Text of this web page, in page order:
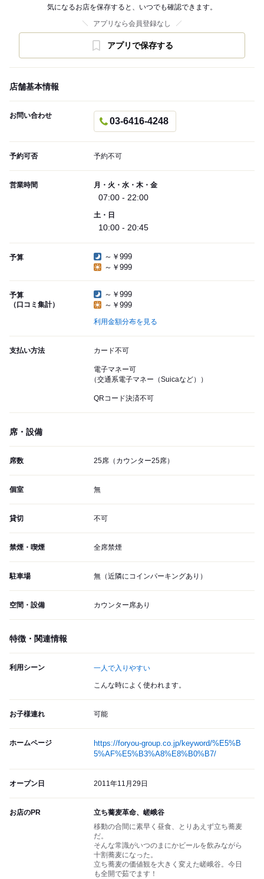
気になるお店を保存すると、いつでも確認できます。
アプリなら会員登録なし
アプリで保存する
店舗基本情報
お問い合わせ
03-6416-4248
予約可否 予約不可
営業時間 月・火・水・木・金
07:00 - 22:00
土・日
10:00 - 20:45
予算
～￥999
～￥999
予算
（口コミ集計）
～￥999
～￥999
利用金額分布を見る
支払い方法 カード不可
電子マネー可
（交通系電子マネー（Suicaなど））
QRコード決済不可
席・設備
席数 25席（カウンター25席）
個室 無
貸切 不可
禁煙・喫煙 全席禁煙
駐車場 無（近隣にコインパーキングあり）
空間・設備 カウンター席あり
特徴・関連情報
利用シーン 一人で入りやすい
こんな時によく使われます。
お子様連れ 可能
ホームページ
https://foryou-group.co.jp/keyword/%E5%B
5%AF%E5%B3%A8%E8%B0%B7/
オープン日 2011年11月29日
お店のPR
立ち蕎麦革命、嵯峨谷
移動の合間に素早く昼食、とりあえず立ち蕎麦
だ。
そんな常識がいつのまにかビールを飲みながら
十割蕎麦になった。
立ち蕎麦の価値観を大きく変えた嵯峨谷。今日
も全開で茹でます！